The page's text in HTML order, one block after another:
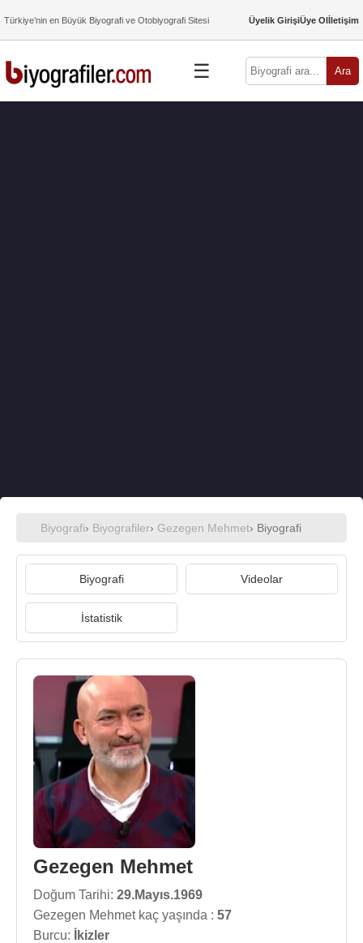
Türkiye’nin en Büyük Biyografi ve Otobiyografi Sitesi Üyelik GirişiÜye Olİletişim
☰ Ara
Biyografi› Biyografiler› Gezegen Mehmet› Biyografi
Biyografi Videolar
İstatistik
Gezegen Mehmet
Doğum Tarihi: 29.Mayıs.1969
Gezegen Mehmet kaç yaşında : 57
Burcu:
İkizler